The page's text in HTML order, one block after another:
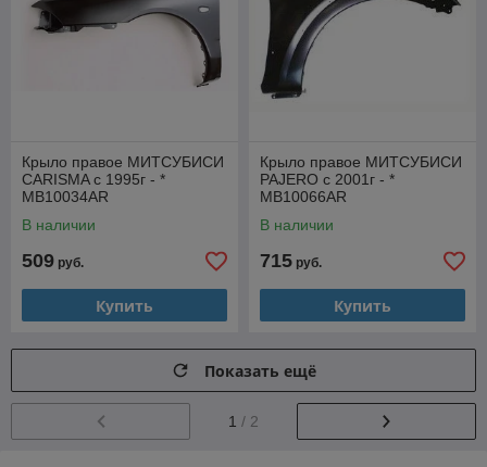
Крыло правое МИТСУБИСИ
CARISMA с 1995г - *
MB10034AR
В наличии
509 руб.
Купить
Крыло правое МИТСУБИСИ
PAJERO с 2001г - *
MB10066AR
В наличии
715 руб.
Купить
Показать ещё
1 / 2